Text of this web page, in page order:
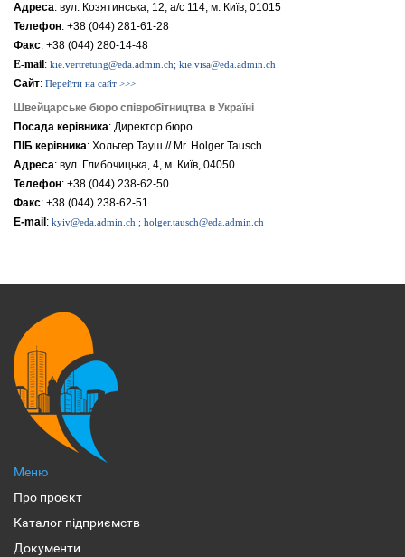
Адреса: вул. Козятинська, 12, а/с 114, м. Київ, 01015
Телефон: +38 (044) 281-61-28
Факс: +38 (044) 280-14-48
E-mail: kie.vertretung@eda.admin.ch; kie.visa@eda.admin.ch
Сайт: Перейти на сайт >>>
Швейцарське бюро співробітництва в Україні
Посада керівника: Директор бюро
ПІБ керівника: Хольгер Тауш // Mr. Holger Tausch
Адреса: вул. Глибочицька, 4, м. Київ, 04050
Телефон: +38 (044) 238-62-50
Факс: +38 (044) 238-62-51
E-mail : kyiv@eda.admin.ch ; holger.tausch@eda.admin.ch
Меню
Про проєкт
Каталог підприємств
Документи